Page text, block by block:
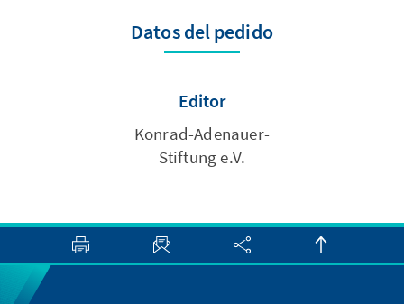
Datos del pedido
Editor
Konrad-Adenauer-
Stiftung e.V.